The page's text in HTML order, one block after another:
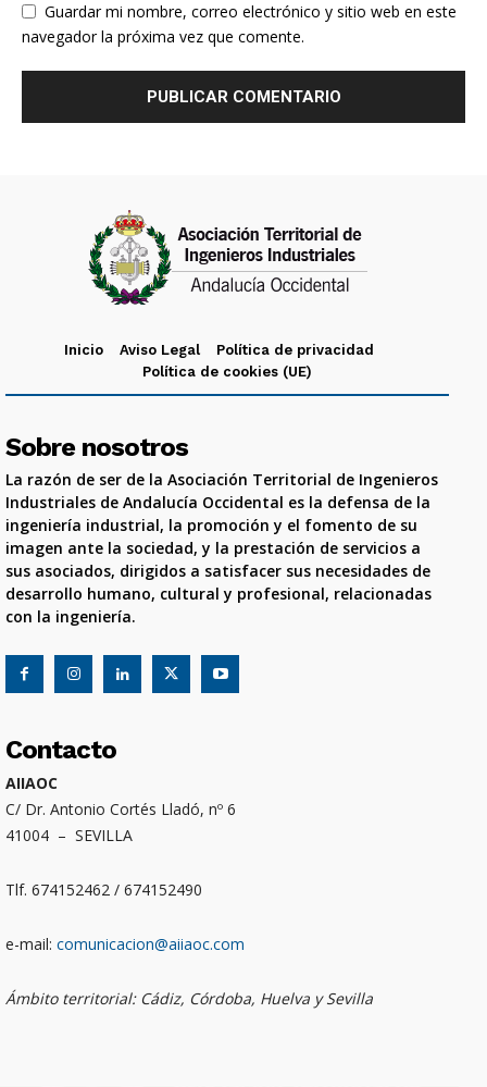
Guardar mi nombre, correo electrónico y sitio web en este
navegador la próxima vez que comente.
Inicio Aviso Legal
Política de privacidad
Política de cookies (UE)
Sobre nosotros
La razón de ser de la Asociación Territorial de Ingenieros
Industriales de Andalucía Occidental es la defensa de la
ingeniería industrial, la promoción y el fomento de su
imagen ante la sociedad, y la prestación de servicios a
sus asociados, dirigidos a satisfacer sus necesidades de
desarrollo humano, cultural y profesional, relacionadas
con la ingeniería.
Contacto
AIIAOC
C/ Dr. Antonio Cortés Lladó, nº 6
41004 – SEVILLA
Tlf. 674152462 / 674152490
e-mail: comunicacion@aiiaoc.com
Ámbito territorial: Cádiz, Córdoba, Huelva y Sevilla